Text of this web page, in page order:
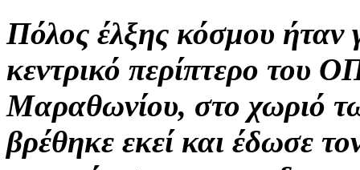
Πόλος έλξης κόσμου ήταν
κεντρικό περίπτερο του
Μαραθωνίου, στο χωριό
βρέθηκε εκεί και έδωσε